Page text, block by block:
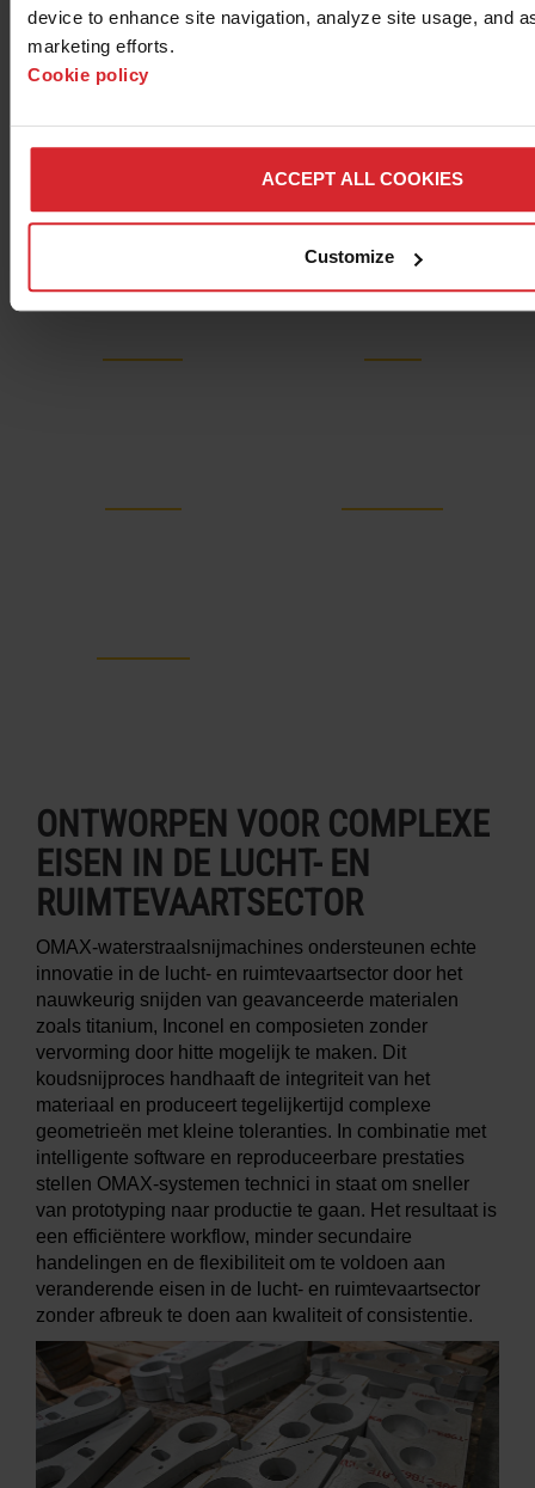
device to enhance site navigation, analyze site usage, and
marketing efforts.
Cookie policy
ACCEPT ALL COOKIES
Customize
ONZE MACHINES
ONTDEKKEN
ONTWORPEN VOOR COMPLEXE
EISEN IN DE LUCHT- EN
RUIMTEVAARTSECTOR
OMAX-waterstraalsnijmachines ondersteunen echte
innovatie in de lucht- en ruimtevaartsector door het
nauwkeurig snijden van geavanceerde materialen
zoals titanium, Inconel en composieten zonder
vervorming door hitte mogelijk te maken. Dit
koudsnijproces handhaaft de integriteit van het
materiaal en produceert tegelijkertijd complexe
geometrieën met kleine toleranties. In combinatie met
intelligente software en reproduceerbare prestaties
stellen OMAX-systemen technici in staat om sneller
van prototyping naar productie te gaan. Het resultaat is
een efficiëntere workflow, minder secundaire
handelingen en de flexibiliteit om te voldoen aan
veranderende eisen in de lucht- en ruimtevaartsector
zonder afbreuk te doen aan kwaliteit of consistentie.